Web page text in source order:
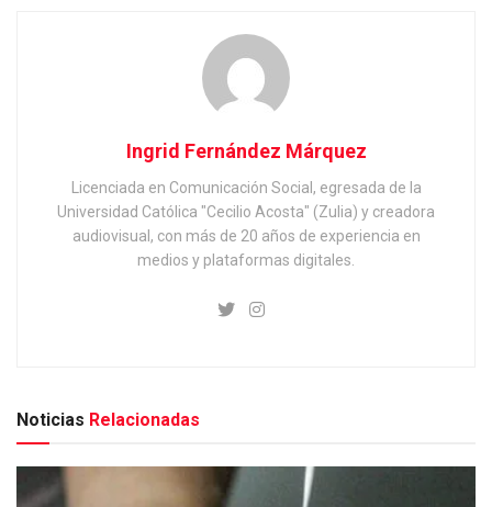
Ingrid Fernández Márquez
Licenciada en Comunicación Social, egresada de la
Universidad Católica "Cecilio Acosta" (Zulia) y creadora
audiovisual, con más de 20 años de experiencia en
medios y plataformas digitales.
Noticias Relacionadas